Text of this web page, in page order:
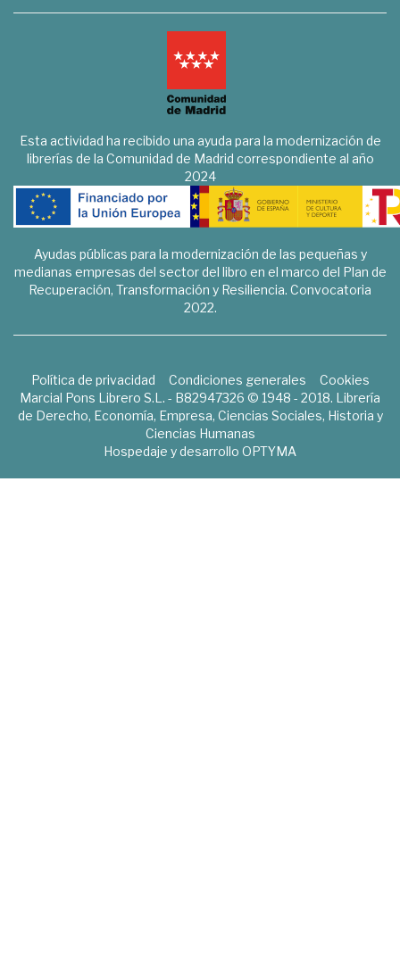
Esta actividad ha recibido una ayuda para la modernización de
librerías de la Comunidad de Madrid correspondiente al año
2024
Ayudas públicas para la modernización de las pequeñas y
medianas empresas del sector del libro en el marco del Plan de
Recuperación, Transformación y Resiliencia. Convocatoria
2022.
Política de privacidad Condiciones generales
Cookies
Marcial Pons Librero S.L. - B82947326 © 1948 - 2018. Librería
de Derecho, Economía, Empresa, Ciencias Sociales, Historia y
Ciencias Humanas
Hospedaje y desarrollo OPTYMA